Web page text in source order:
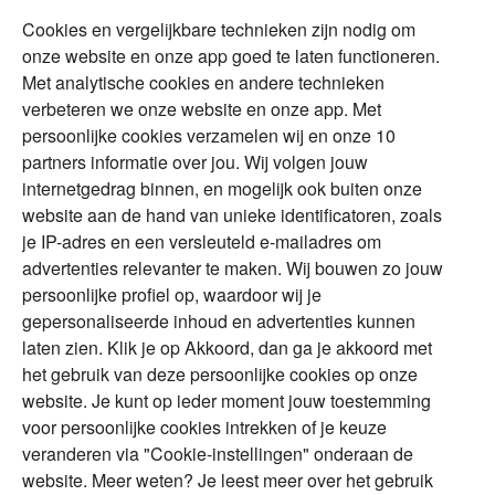
Duurzaam
Vermogensplanning
Tweede huis in
buitenland
DGA
Erfenis
Over Financial Focus
Specialisten
Financial Focus
magazine
The Exit Years
Contact
Alles voor en over vermogenden.
Over ABN AMRO Veiligheid
Privacy & Cookies
Toegankelijkheid
Disclaimer RSS
Cookies en vergelijkbare technieken zijn nodig om
onze website en onze app goed te laten functioneren.
Met analytische cookies en andere technieken
verbeteren we onze website en onze app. Met
persoonlijke cookies verzamelen wij en onze 10
partners informatie over jou. Wij volgen jouw
internetgedrag binnen, en mogelijk ook buiten onze
website aan de hand van unieke identificatoren, zoals
je IP-adres en een versleuteld e-mailadres om
advertenties relevanter te maken. Wij bouwen zo jouw
persoonlijke profiel op, waardoor wij je
gepersonaliseerde inhoud en advertenties kunnen
laten zien. Klik je op Akkoord, dan ga je akkoord met
het gebruik van deze persoonlijke cookies op onze
website. Je kunt op ieder moment jouw toestemming
voor persoonlijke cookies intrekken of je keuze
veranderen via "Cookie-instellingen" onderaan de
website. Meer weten? Je leest meer over het gebruik